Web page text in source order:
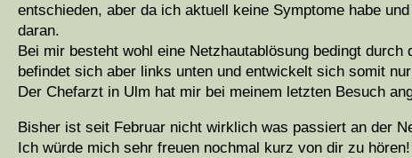
entschieden, aber da ich aktuell keine Symptome habe
daran.
Bei mir besteht wohl eine Netzhautablösung bedingt
befindet sich aber links unten und entwickelt sich somit
Der Chefarzt in Ulm hat mir bei meinem letzten Besuch
Bisher ist seit Februar nicht wirklich was passiert an der
Ich würde mich sehr freuen nochmal kurz von dir zu hören!